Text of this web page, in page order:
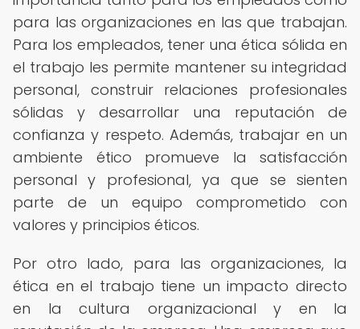
para las organizaciones en las que trabajan.
Para los empleados, tener una ética sólida en
el trabajo les permite mantener su integridad
personal, construir relaciones profesionales
sólidas y desarrollar una reputación de
confianza y respeto. Además, trabajar en un
ambiente ético promueve la satisfacción
personal y profesional, ya que se sienten
parte de un equipo comprometido con
valores y principios éticos.
Por otro lado, para las organizaciones, la
ética en el trabajo tiene un impacto directo
en la cultura organizacional y en la